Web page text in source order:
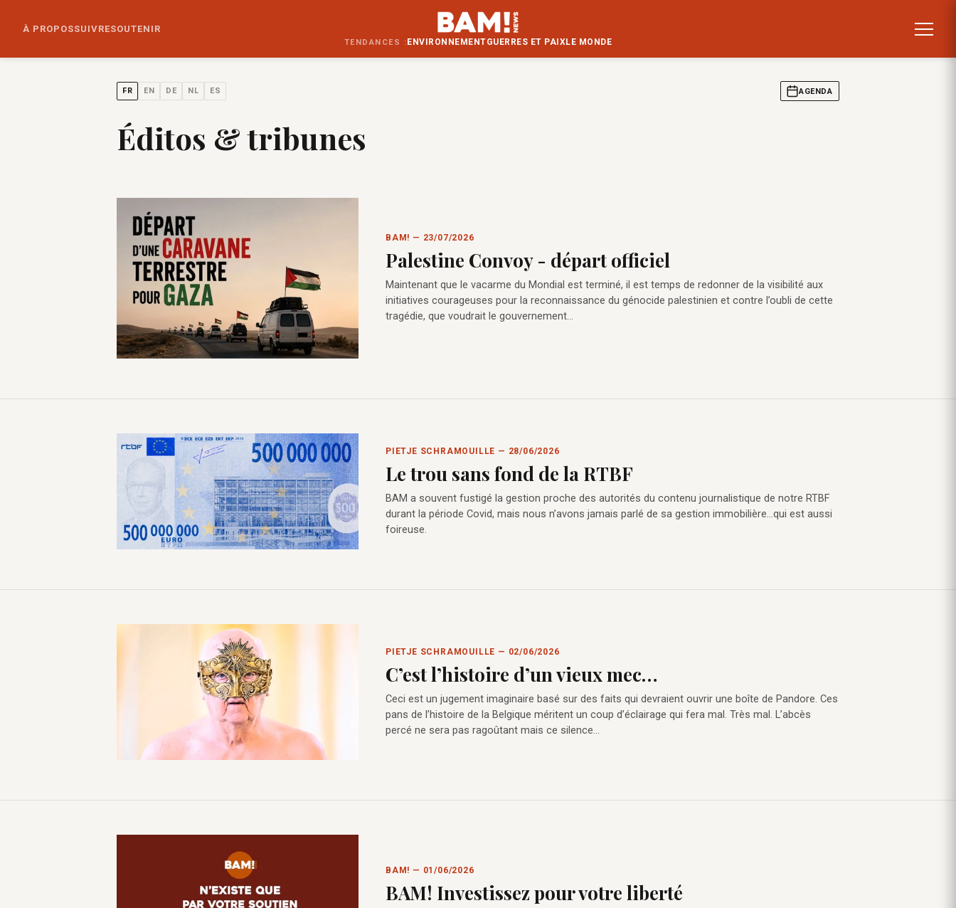
À PROPOSSUIVRESOUTENIR
TENDANCES : ENVIRONNEMENTGUERRES ET PAIXLE MONDE
FR EN DE NL ES AGENDA
Éditos & tribunes
BAM! — 23/07/2026
Palestine Convoy - départ officiel
Maintenant que le vacarme du Mondial est terminé, il est temps de redonner de la visibilité aux
initiatives courageuses pour la reconnaissance du génocide palestinien et contre l’oubli de cette
tragédie, que voudrait le gouvernement…
PIETJE SCHRAMOUILLE — 28/06/2026
Le trou sans fond de la RTBF
BAM a souvent fustigé la gestion proche des autorités du contenu journalistique de notre RTBF
durant la période Covid, mais nous n’avons jamais parlé de sa gestion immobilière…qui est aussi
foireuse.
PIETJE SCHRAMOUILLE — 02/06/2026
C’est l’histoire d’un vieux mec…
Ceci est un jugement imaginaire basé sur des faits qui devraient ouvrir une boîte de Pandore. Ces
pans de l’histoire de la Belgique méritent un coup d’éclairage qui fera mal. Très mal. L’abcès
percé ne sera pas ragoûtant mais ce silence…
BAM! — 01/06/2026
BAM! Investissez pour votre liberté